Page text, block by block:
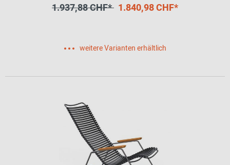
1.937,88 CHF* 1.840,98 CHF*
weitere Varianten erhältlich